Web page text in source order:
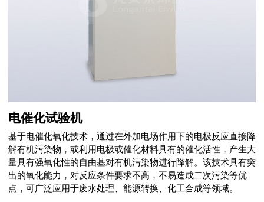
电催化试验机
基于电催化氧化技术，通过在外加电场作用下的电极反应直接降
解有机污染物，或利用电极或催化材料具有的催化活性，产生大
量具有强氧化性的自由基对有机污染物进行降解。该技术具有突
出的氧化能力，对反应条件要求不高，不易造成二次污染等优
点，可广泛应用于废水处理、能源转换、化工合成等领域。